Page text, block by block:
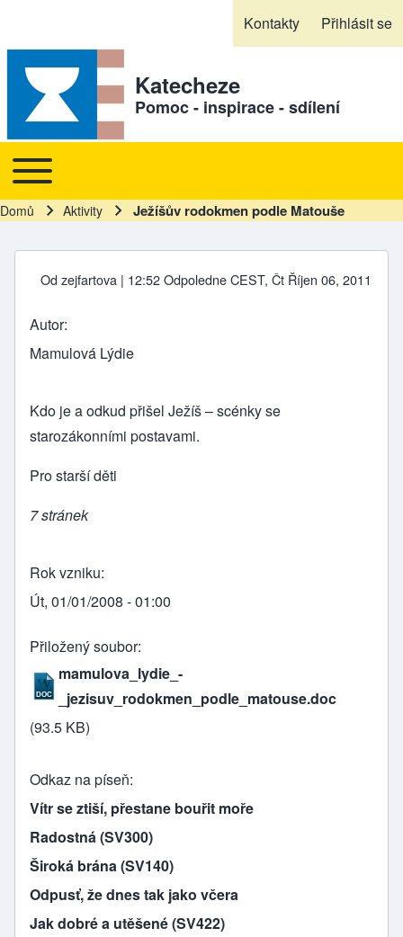
Kontakty Přihlásit se
Katecheze
Pomoc - inspirace - sdílení
Hlavní navigace
Toggle main menu
Drobečková navigace
Domů Aktivity Ježíšův rodokmen podle Matouše
Od zejfartova | 12:52 Odpoledne CEST, Čt Říjen 06, 2011
Autor
Mamulová Lýdie
Kdo je a odkud přišel Ježíš – scénky se
starozákonními postavami.
Pro starší děti
7 stránek
Rok vzniku
Út, 01/01/2008 - 01:00
Přiložený soubor
mamulova_lydie_-
_jezisuv_rodokmen_podle_matouse.doc
(93.5 KB)
Odkaz na píseň
Vítr se ztiší, přestane bouřit moře
Radostná (SV300)
Široká brána (SV140)
Odpusť, že dnes tak jako včera
Jak dobré a utěšené (SV422)